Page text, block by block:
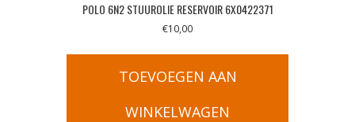
POLO 6N2 STUUROLIE RESERVOIR 6X0422371
€10,00
TOEVOEGEN AAN
WINKELWAGEN